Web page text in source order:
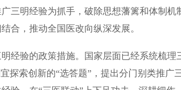
三明经验为抓手，破除思想藩篱和体制
合，推动全国医改向纵深发展。
验的政策措施。国家层面已经系统梳理
探索创新的“选答题”，提出分门别类推广